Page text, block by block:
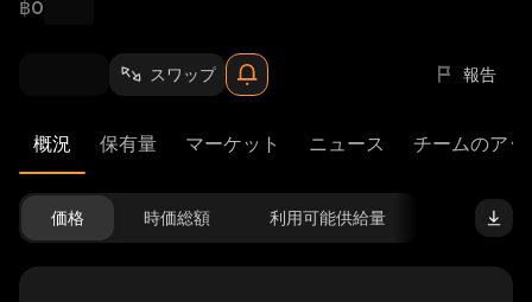
฿0
スワップ 報告
概況 保有量 マーケット ニュース チームのア
価格 時価総額 利用可能供給量